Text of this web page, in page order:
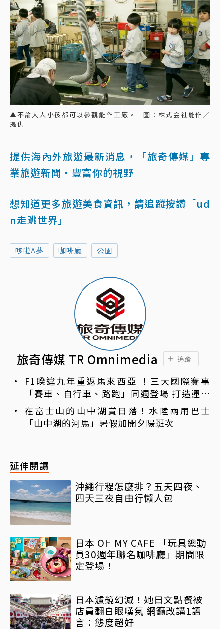
▲不論大人小孩都可以參觀能作工廠。 圖：株式会社能作／
提供
提供海內外旅遊最新消息，「旅奇傳媒」專
業旅遊新聞‧豐富你的視野
想知道更多旅遊美食資訊，請追蹤按讚「ud
n走跳世界」
哆啦A夢 咖啡廳 公園
旅奇傳媒 TR Omnimedia 追蹤
F1睽違九年重返馬來西亞 ！三大國際賽事
「賽車、自行車、路跑」同週登場 打造運動
旅遊熱潮
在富士山的山中湖賞日落！水陸兩用巴士
「山中湖的河馬」暑假加開夕陽班次
延伸閱讀
沖繩行程怎麼排？五天四夜、
四天三夜自由行懶人包
日本 OH MY CAFE 「玩具總動
員30週年聯名咖啡廳」期間限
定登場！
日本濾鏡幻滅！她日文點餐被
店員翻白眼嘆氣 網籲改講1語
言：態度超好